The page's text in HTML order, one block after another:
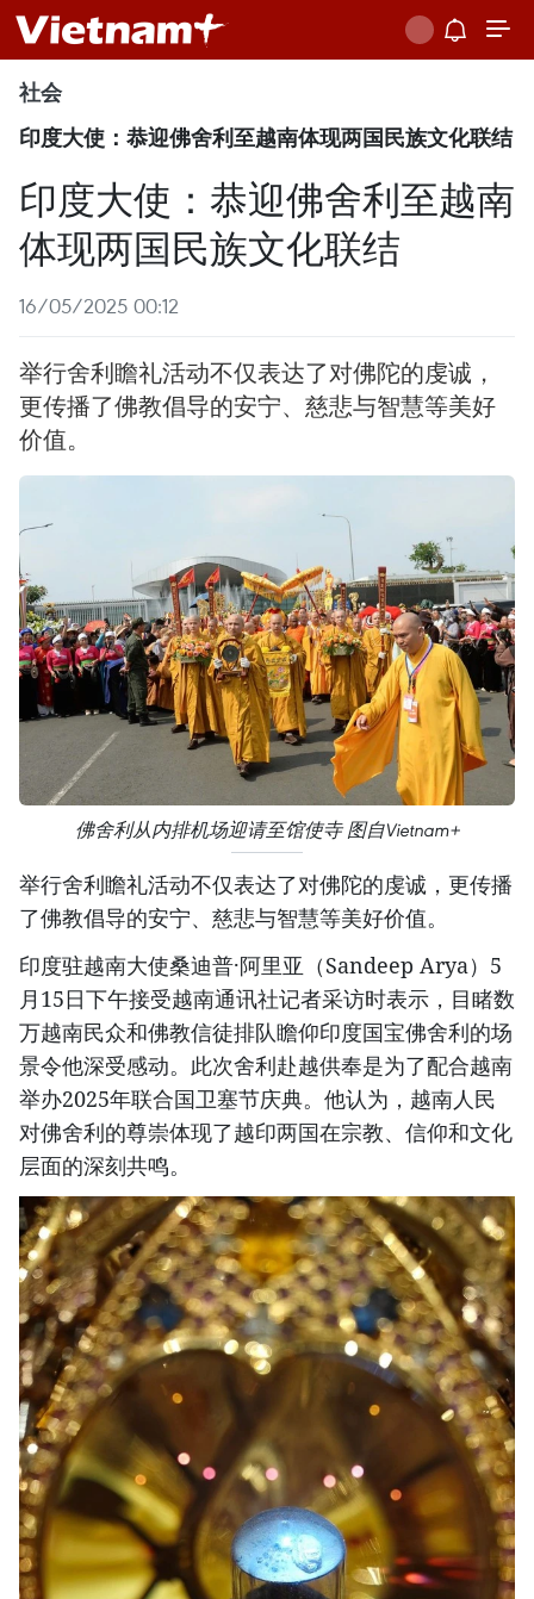
社会
印度大使：恭迎佛舍利至越南体现两国民族文化联结
印度大使：恭迎佛舍利至越南
体现两国民族文化联结
16/05/2025 00:12
举行舍利瞻礼活动不仅表达了对佛陀的虔诚，
更传播了佛教倡导的安宁、慈悲与智慧等美好
价值。
佛舍利从内排机场迎请至馆使寺 图自Vietnam+
举行舍利瞻礼活动不仅表达了对佛陀的虔诚，更传播
了佛教倡导的安宁、慈悲与智慧等美好价值。
印度驻越南大使桑迪普·阿里亚（Sandeep Arya）5
月15日下午接受越南通讯社记者采访时表示，目睹数
万越南民众和佛教信徒排队瞻仰印度国宝佛舍利的场
景令他深受感动。此次舍利赴越供奉是为了配合越南
举办2025年联合国卫塞节庆典。他认为，越南人民
对佛舍利的尊崇体现了越印两国在宗教、信仰和文化
层面的深刻共鸣。